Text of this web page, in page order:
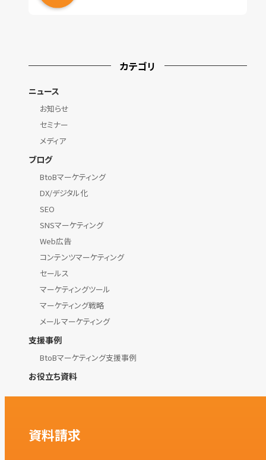
カテゴリ
ニュース
お知らせ
セミナー
メディア
ブログ
BtoBマーケティング
DX/デジタル化
SEO
SNSマーケティング
Web広告
コンテンツマーケティング
セールス
マーケティングツール
マーケティング戦略
メールマーケティング
支援事例
BtoBマーケティング支援事例
お役立ち資料
資料請求